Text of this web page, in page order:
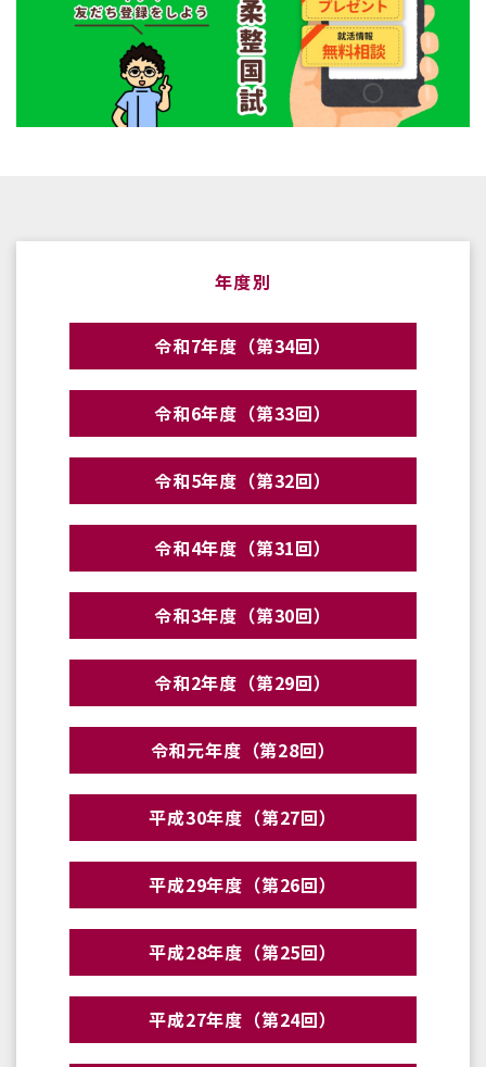
年度別
令和7年度（第34回）
令和6年度（第33回）
令和5年度（第32回）
令和4年度（第31回）
令和3年度（第30回）
令和2年度（第29回）
令和元年度（第28回）
平成30年度（第27回）
平成29年度（第26回）
平成28年度（第25回）
平成27年度（第24回）